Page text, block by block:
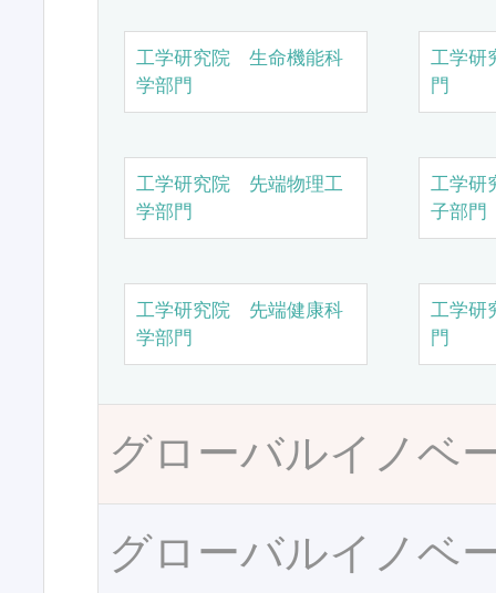
工学研究院 生命機能科
学部門
工学研
門
工学研究院 先端物理工
学部門
工学研
子部門
工学研究院 先端健康科
学部門
工学研
門
グローバルイノベ
グローバルイノベ